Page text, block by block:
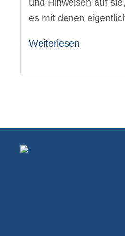
und Hinweisen auf
es mit denen
Weiterlesen